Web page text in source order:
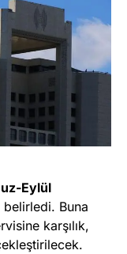
Eylül
Buna
karşılık,